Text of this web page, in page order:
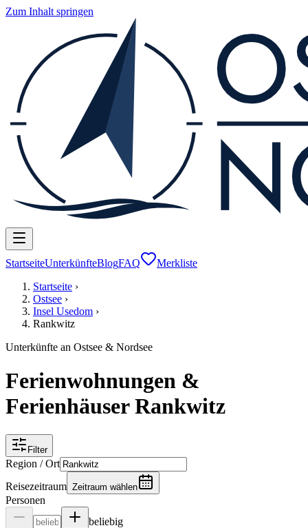
Zum Inhalt springen
StartseiteUnterkünfteBlogFAQ
Merkliste
Startseite ›
Ostsee ›
Insel Usedom ›
Rankwitz
Unterkünfte an Ostsee & Nordsee
Ferienwohnungen &
Ferienhäuser Rankwitz
Filter
Region / Ort
Reisezeitraum Zeitraum wählen
Personen
beliebig